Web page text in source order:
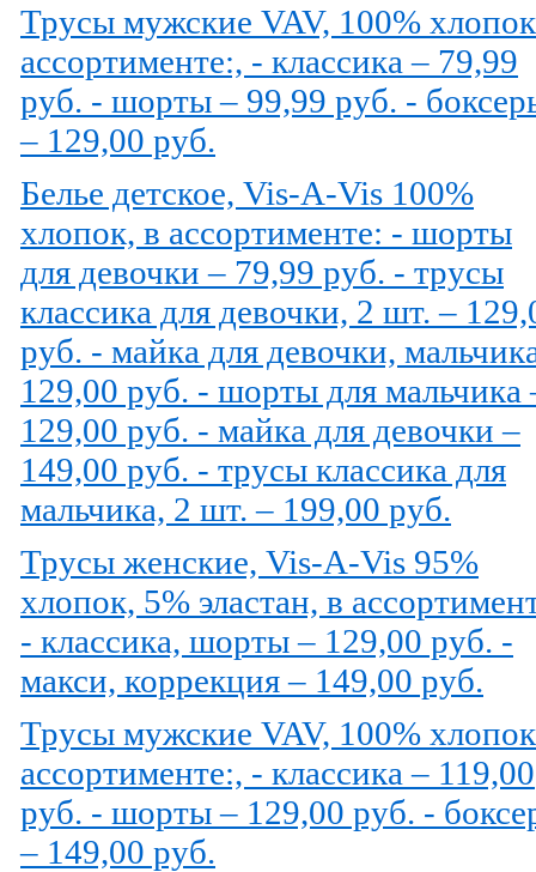
Трусы мужские VAV, 100%
ассортименте:, - классика – 79,99
руб. - шорты – 99,99 руб. -
– 129,00 руб.
Белье детское, Vis-A-Vis 100%
хлопок, в ассортименте: - шорты
для девочки – 79,99 руб. - трусы
классика для девочки, 2 шт. –
руб. - майка для девочки,
129,00 руб. - шорты для мальчика
129,00 руб. - майка для девочки –
149,00 руб. - трусы классика для
мальчика, 2 шт. – 199,00 руб.
Трусы женские, Vis-A-Vis 95%
хлопок, 5% эластан, в
- классика, шорты – 129,00 руб. -
макси, коррекция – 149,00 руб.
Трусы мужские VAV, 100%
ассортименте:, - классика – 119,00
руб. - шорты – 129,00 руб. -
– 149,00 руб.